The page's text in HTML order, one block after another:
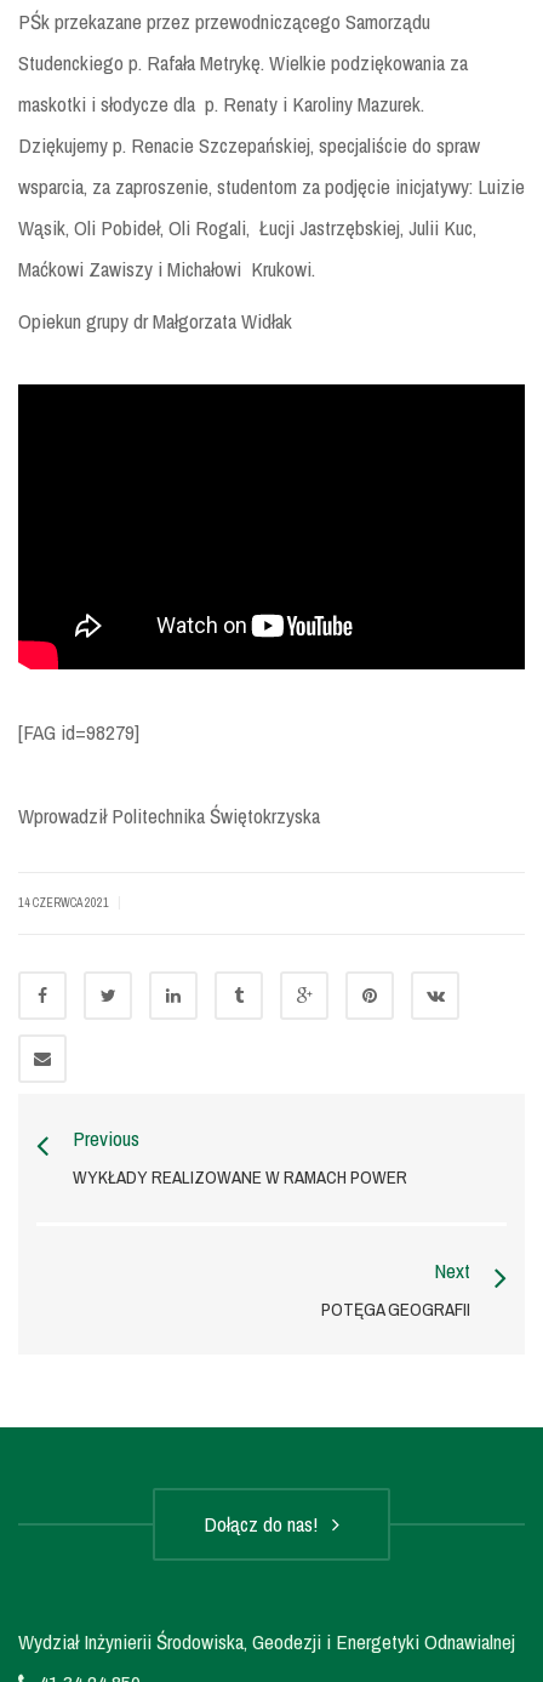
PŚk przekazane przez przewodniczącego Samorządu
Studenckiego p. Rafała Metrykę. Wielkie podziękowania za
maskotki i słodycze dla p. Renaty i Karoliny Mazurek.
Dziękujemy p. Renacie Szczepańskiej, specjaliście do spraw
wsparcia, za zaproszenie, studentom za podjęcie inicjatywy: Luizie
Wąsik, Oli Pobideł, Oli Rogali, Łucji Jastrzębskiej, Julii Kuc,
Maćkowi Zawiszy i Michałowi Krukowi.
Opiekun grupy dr Małgorzata Widłak
[FAG id=98279]
Wprowadził Politechnika Świętokrzyska
14 CZERWCA 2021
Previous
WYKŁADY REALIZOWANE W RAMACH POWER
Next
POTĘGA GEOGRAFII
Dołącz do nas!
Wydział Inżynierii Środowiska, Geodezji i Energetyki Odnawialnej